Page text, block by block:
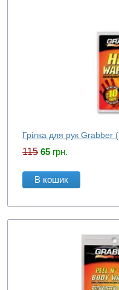
Грілка для рук Grabber
115 65 грн.
В кошик